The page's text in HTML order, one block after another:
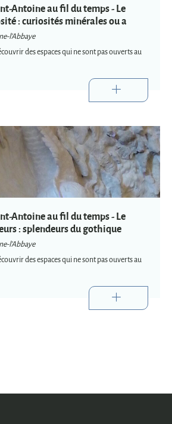
Antoine au fil du temps - Le
: curiosités minérales ou a
l'Abbaye
des espaces qui ne sont pas ouverts au
Antoine au fil du temps - Le
: splendeurs du gothique
l'Abbaye
des espaces qui ne sont pas ouverts au